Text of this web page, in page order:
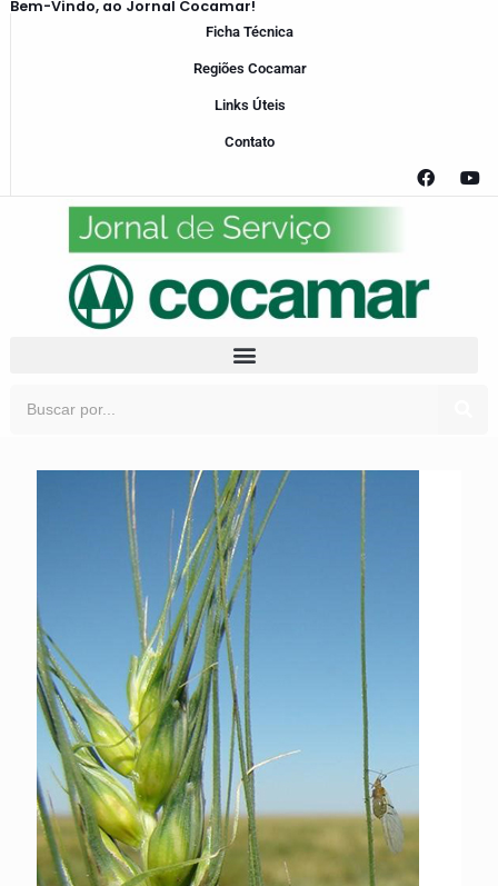
Bem-Vindo, ao Jornal Cocamar!
Ficha Técnica
Regiões Cocamar
Links Úteis
Contato